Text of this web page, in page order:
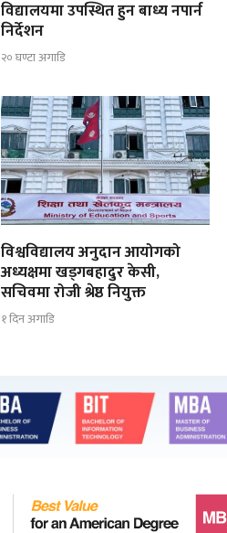
विद्यालयमा उपस्थित हुन बाध्य नपार्न
निर्देशन
२० घण्टा अगाडि
विश्वविद्यालय अनुदान आयोगको
अध्यक्षमा खड्गबहादुर केसी,
सचिवमा रोजी श्रेष्ठ नियुक्त
१ दिन अगाडि